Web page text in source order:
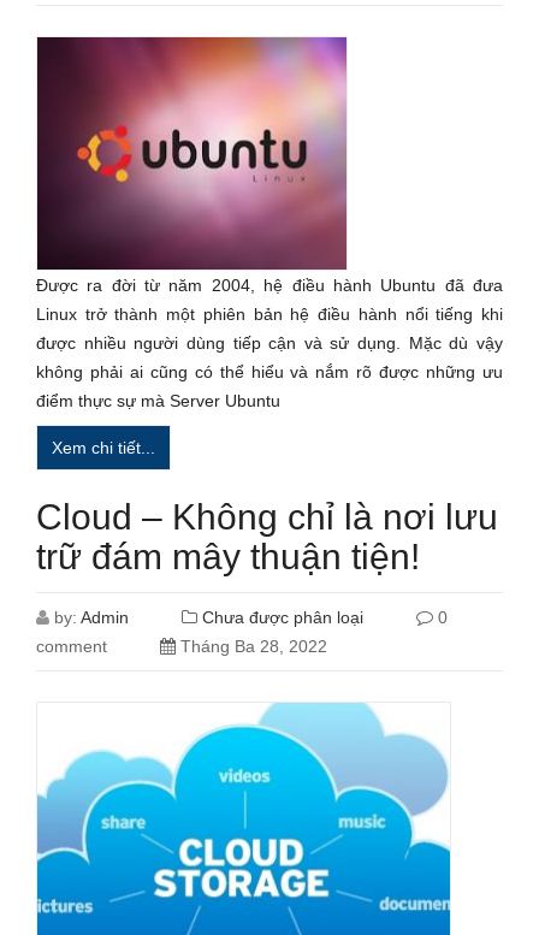
Được ra đời từ năm 2004, hệ điều hành Ubuntu đã đưa
Linux trở thành một phiên bản hệ điều hành nổi tiếng khi
được nhiều người dùng tiếp cận và sử dụng. Mặc dù vậy
không phải ai cũng có thể hiểu và nắm rõ được những ưu
điểm thực sự mà Server Ubuntu
Xem chi tiết...
Cloud – Không chỉ là nơi lưu
trữ đám mây thuận tiện!
by: Admin Chưa được phân loại
0
comment
Tháng Ba 28, 2022